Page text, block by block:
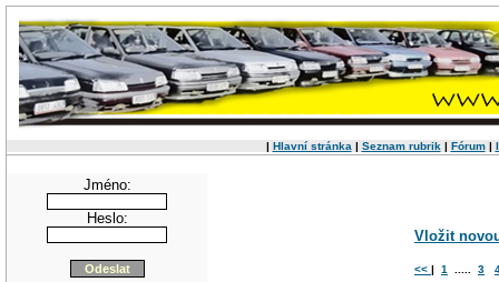
| Hlavní stránka | Seznam rubrik | Fórum|
Jméno:
Heslo:
Vložit
<< | 1 3